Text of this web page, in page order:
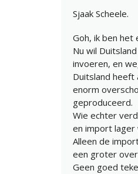
Sjaak Scheele.
Goh, ik ben het
Nu wil
invoeren, en
Duitsland heeft
enorm
geproduceerd.
Wie echter
en import lager
Alleen de
een groter
Geen goed